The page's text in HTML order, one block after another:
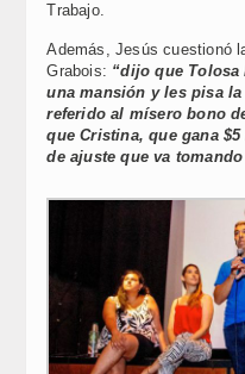
Trabajo.
Además, Jesús cuestionó
Grabois: “dijo que Tolosa
una mansión y les pisa la
referido al mísero bono
que Cristina, que gana
de ajuste que va